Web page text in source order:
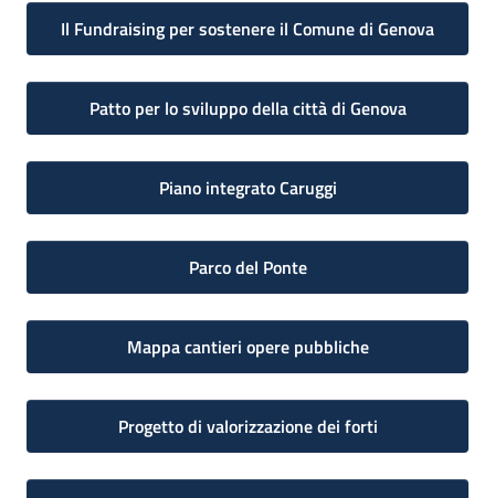
Il Fundraising per sostenere il Comune di Genova
Patto per lo sviluppo della città di Genova
Piano integrato Caruggi
Parco del Ponte
Mappa cantieri opere pubbliche
Progetto di valorizzazione dei forti